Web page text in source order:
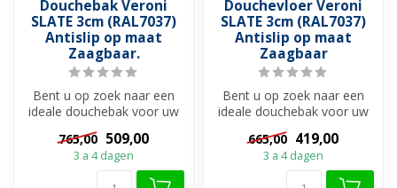
Douchebak Veroni
SLATE 3cm (RAL7037)
Antislip op maat
Zaagbaar.
Bent u op zoek naar een
ideale douchebak voor uw
douchevloer?
Douchebakken zijn ...
765,00 509,00
3 a 4 dagen
Douchevloer Veroni
SLATE 3cm (RAL7037)
Antislip op maat
Zaagbaar
Bent u op zoek naar een
ideale douchebak voor uw
douchevloer?
Douchebakken zijn ...
665,00 419,00
3 a 4 dagen